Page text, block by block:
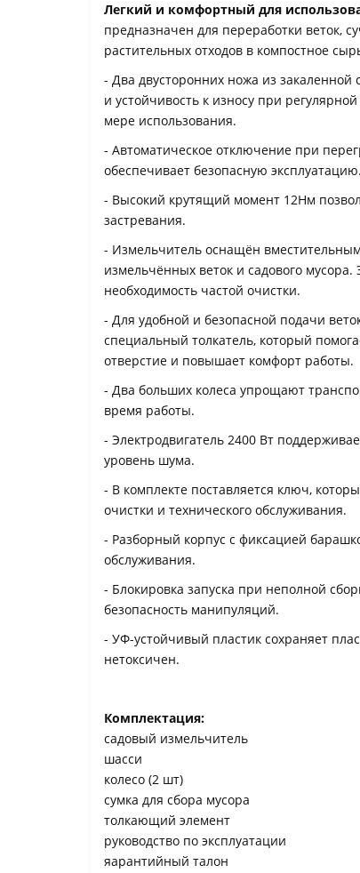
Легкий и комфортный для
предназначен для переработки веток,
растительных отходов в компостное
- Два двусторонних ножа из
и устойчивость к износу при
мере использования.
- Автоматическое отключение при
обеспечивает безопасную эксплуатацию.
- Высокий крутящий момент 12Нм
застревания.
- Измельчитель оснащён
измельчённых веток и садового
необходимость частой очистки.
- Для удобной и безопасной подачи
специальный толкатель, который
отверстие и повышает комфорт работы.
- Два больших колеса упрощают
время работы.
- Электродвигатель 2400 Вт
уровень шума.
- В комплекте поставляется ключ,
очистки и технического обслуживания.
- Разборный корпус с фиксацией
обслуживания.
- Блокировка запуска при неполной
безопасность манипуляций.
- УФ-устойчивый пластик сохраняет
нетоксичен.
Комплектация:
садовый измельчитель
шасси
колесо (2 шт)
сумка для сбора мусора
толкающий элемент
руководство по эксплуатации
яарантийный талон